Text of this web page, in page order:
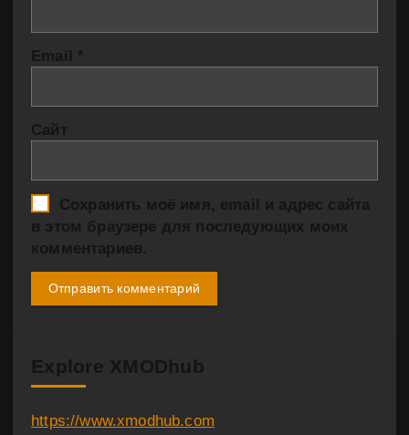
Email *
Сайт
Сохранить моё имя, email и адрес сайта
в этом браузере для последующих моих
комментариев.
Explore XMODhub
https://www.xmodhub.com